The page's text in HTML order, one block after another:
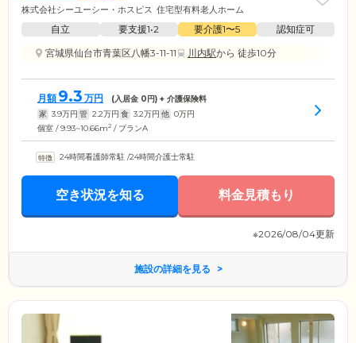
株式会社シーユーシー・ホスピス 住宅型有料老人ホーム
自立 要支援1•2 要介護1〜5
認知症可
宮城県仙台市青葉区八幡3-11-11
川内駅から 徒歩10分
月額 9.3 万円 (入居金 0円) + 介護保険料
家 3.9万円 管 2.2万円 食 3.2万円 他 0万円
個室 / 9.93~10.66m2 / プランA
24時間看護師常駐 /24時間介護士常駐
空き状況を知る 料金見積もり
※2026/08/04更新
施設の詳細を見る